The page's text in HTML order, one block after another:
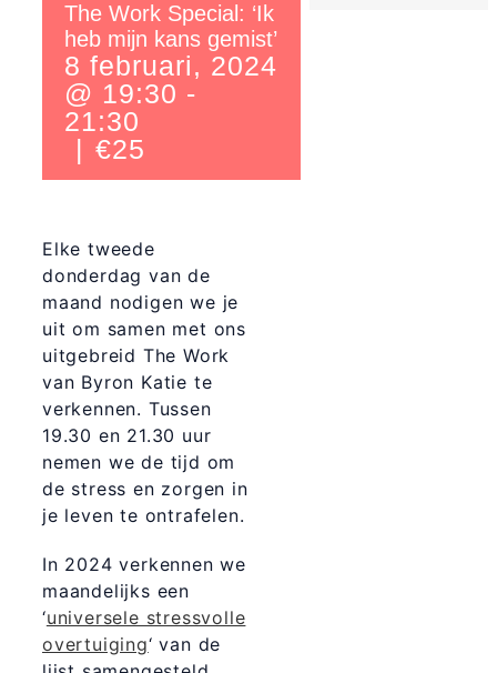
The Work Special: ‘Ik
heb mijn kans gemist’
8 februari, 2024
@ 19:30 -
21:30
| €25
Elke tweede
donderdag van de
maand nodigen we je
uit om samen met ons
uitgebreid The Work
van Byron Katie te
verkennen. Tussen
19.30 en 21.30 uur
nemen we de tijd om
de stress en zorgen in
je leven te ontrafelen.
In 2024 verkennen we
maandelijks een
‘universele stressvolle
overtuiging‘ van de